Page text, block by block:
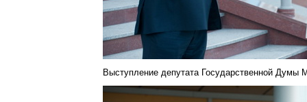
Выступление депутата Государственной Думы